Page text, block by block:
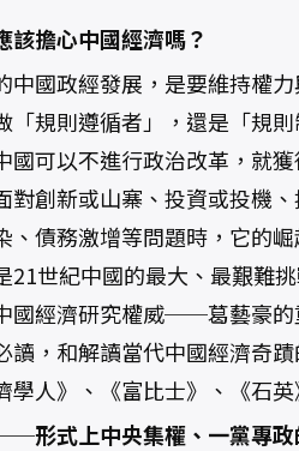
該擔心中國經濟嗎？
中國政經發展，是要維持權
「規則遵循者」，還是「規則
國可以不進行政治改革，就
對創新或山寨、投資或投機
、債務激增等問題時，它的
21世紀中國的最大、最艱難挑
國經濟研究權威──葛藝豪的
讀，和解讀當代中國經濟奇
學人》、《富比士》、《石
形式上中央集權、一黨專政